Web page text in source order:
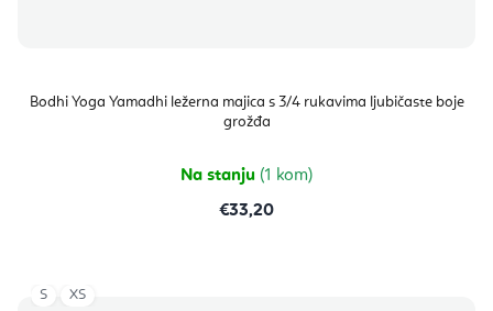
Bodhi Yoga Yamadhi ležerna majica s 3/4 rukavima ljubičaste boje
grožđa
Na stanju (1 kom)
€33,20
S XS